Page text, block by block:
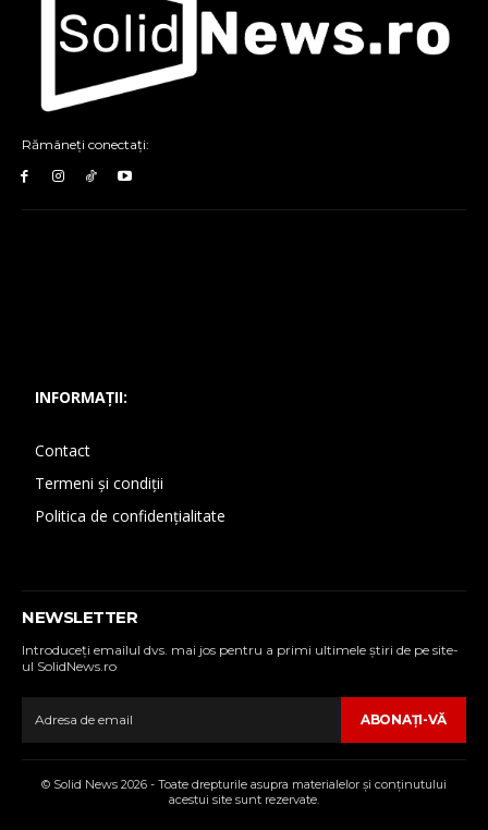
Rămâneți conectați:
INFORMAȚII:
Contact
Termeni și condiții
Politica de confidențialitate
NEWSLETTER
Introduceţi emailul dvs. mai jos pentru a primi ultimele ştiri de pe site-
ul SolidNews.ro
ABONAŢI-VĂ
© Solid News 2026 - Toate drepturile asupra materialelor şi conţinutului
acestui site sunt rezervate.